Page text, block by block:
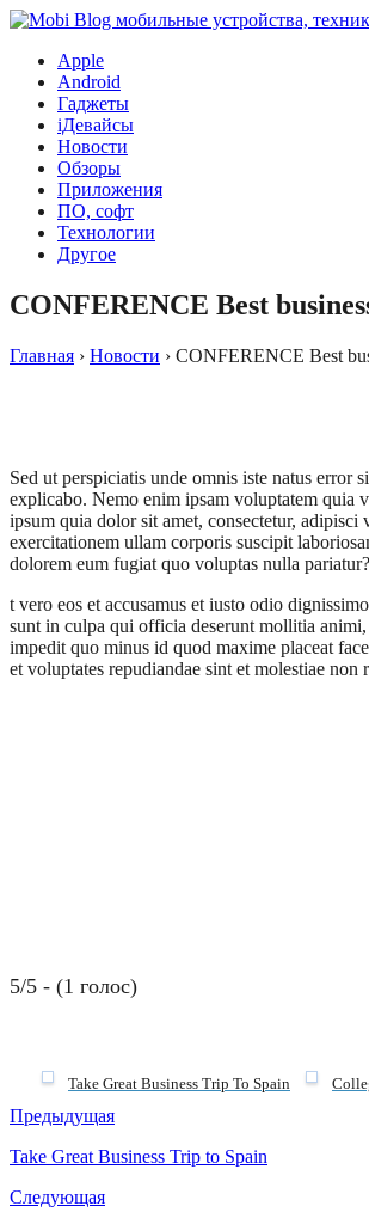
Apple
Android
Гаджеты
iДевайсы
Новости
Обзоры
Приложения
ПО, софт
Технологии
Другое
CONFERENCE Best
Главная › Новости › CONFERENCE Best
Sed ut perspiciatis unde omnis iste natus error
explicabo. Nemo enim ipsam voluptatem quia
ipsum quia dolor sit amet, consectetur,
exercitationem ullam corporis suscipit
dolorem eum fugiat quo voluptas nulla pariatur?
t vero eos et accusamus et iusto odio
sunt in culpa qui officia deserunt mollitia
impedit quo minus id quod maxime placeat
et voluptates repudiandae sint et molestiae
5/5 - (1 голос)
Take Great Business Trip To Spain
Предыдущая
Take Great Business Trip to Spain
Следующая